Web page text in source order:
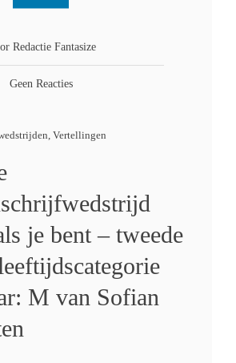
Redactie Fantasize
Geen Reacties
, Vertellingen
je bent – tweede
M van Sofian